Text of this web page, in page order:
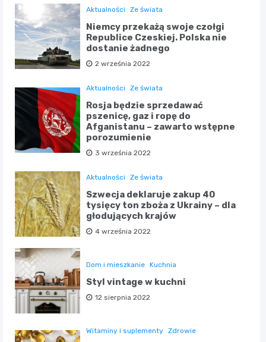
Aktualności Ze świata
Niemcy przekażą swoje czołgi
Republice Czeskiej. Polska nie
dostanie żadnego
2 września 2022
Aktualności Ze świata
Rosja będzie sprzedawać
pszenicę, gaz i ropę do
Afganistanu – zawarto wstępne
porozumienie
3 września 2022
Aktualności Ze świata
Szwecja deklaruje zakup 40
tysięcy ton zboża z Ukrainy – dla
głodujących krajów
4 września 2022
Dom i mieszkanie Kuchnia
Styl vintage w kuchni
12 sierpnia 2022
Witaminy i suplementy Zdrowie